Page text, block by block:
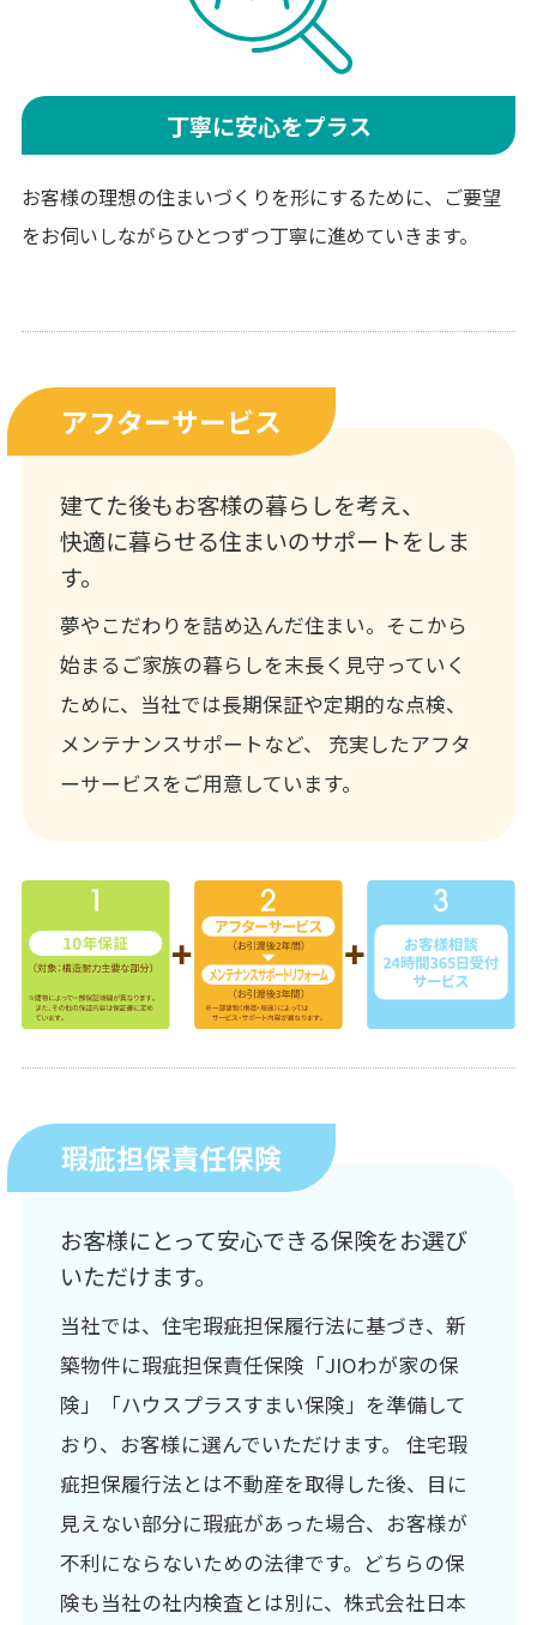
丁寧に安心をプラス
お客様の理想の住まいづくりを形にするために、ご要望
をお伺いしながらひとつずつ丁寧に進めていきます。
アフターサービス
建てた後もお客様の暮らしを考え、
快適に暮らせる住まいのサポートをしま
す。
夢やこだわりを詰め込んだ住まい。そこから
始まるご家族の暮らしを末長く見守っていく
ために、当社では長期保証や定期的な点検、
メンテナンスサポートなど、 充実したアフタ
ーサービスをご用意しています。
瑕疵担保責任保険
お客様にとって安心できる保険をお選び
いただけます。
当社では、住宅瑕疵担保履行法に基づき、新
築物件に瑕疵担保責任保険「JIOわが家の保
険」「ハウスプラスすまい保険」を準備して
おり、お客様に選んでいただけます。 住宅瑕
疵担保履行法とは不動産を取得した後、目に
見えない部分に瑕疵があった場合、お客様が
不利にならないための法律です。どちらの保
険も当社の社内検査とは別に、株式会社日本